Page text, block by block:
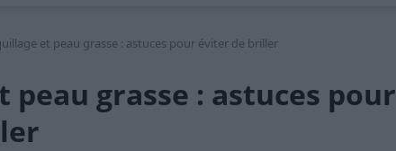
et peau grasse : astuces pour éviter de briller
peau grasse : astuces pour